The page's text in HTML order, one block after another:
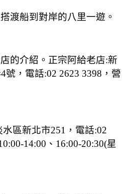
渡船到對岸的八里一遊。
的介紹。正宗阿給老店:新
號，電話:02 2623 3398，營
區新北市251，電話:02
14:00、16:00-20:30(星